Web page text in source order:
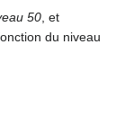
50 , et
du niveau